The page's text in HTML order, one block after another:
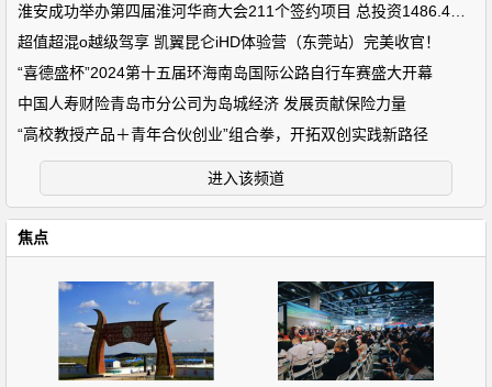
超值超混o越级驾享 凯翼昆仑iHD体验营（东莞站）完美收官！
“喜德盛杯”2024第十五届环海南岛国际公路自行车赛盛大开幕
中国人寿财险青岛市分公司为岛城经济 发展贡献保险力量
“高校教授产品＋青年合伙创业”组合拳，开拓双创实践新路径
进入该频道
焦点